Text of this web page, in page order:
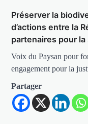
Préserver la
d’actions entre la
partenaires pour
Voix du Paysan pour
engagement pour la
Partager